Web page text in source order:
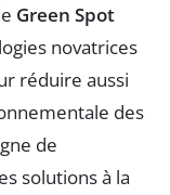
Green Spot
novatrices
réduire aussi
des
de
solutions à la